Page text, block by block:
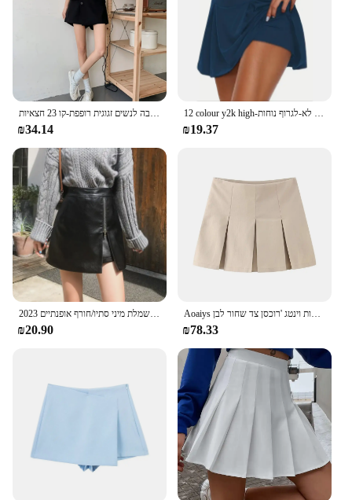
מכנסי קיץ חדשים מזדמנים קצרים של רגל רחבה לנשים זגוגית רופפת-קו 23 חצאיות
₪34.14
12 colour y2k high-מותניים שיפוע בד מתיחה לנשימה עבור כל העונה ספורט אופנה לא-לגרוף נוחות
₪19.37
2023 אלגנטי של שמלת מיני סתיו/חורף אופנתיים ziplimming נשים אופנתיות חצאית עור pu
₪20.90
Aoaiys קפלים חצאיות נשים מותן גבוהה חצאית מיני חצאיות מרופדות וינטג 'רוכסן צד שחור לבן
₪78.33